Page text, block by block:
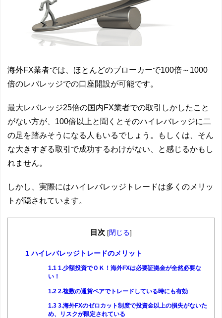
海外FX業者では、ほとんどのブローカーで100倍～1000
倍のレバレッジでの口座開設が可能です。
最大レバレッジ25倍の国内FX業者での取引しかしたこと
がない方が、100倍以上と聞くとそのハイレバレッジに二
の足を踏みそうになる人もいるでしょう。もしくは、そん
な大きすぎる取引で成功するわけがない、と感じるかもし
れません。
しかし、実際にはハイレバレッジトレードは多くのメリッ
トが隠されています。
目次 [閉じる]
1 ハイレバレッジトレードのメリット
1.11.少額投資でＯＫ！海外FXは必要証拠金が全然必要な
い！
1.2 2.複数の通貨ペアでトレードしている時にも有効
1.33.海外FXのゼロカット制度で投資金以上の損失がないた
め、リスクが限定されている